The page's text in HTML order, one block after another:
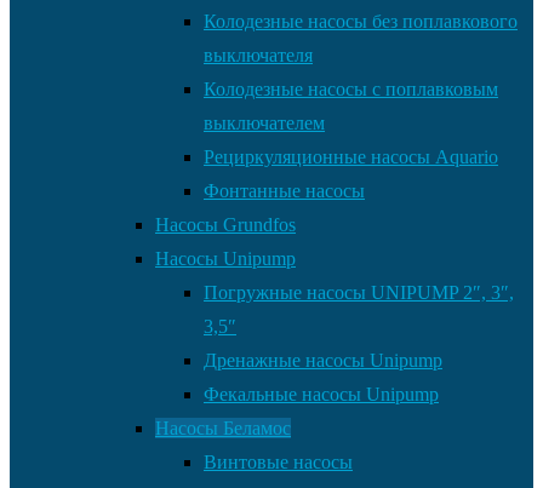
Колодезные насосы без поплавкового
выключателя
Колодезные насосы с поплавковым
выключателем
Рециркуляционные насосы Aquario
Фонтанные насосы
Насосы Grundfos
Насосы Unipump
Погружные насосы UNIPUMP 2″, 3″,
3,5″
Дренажные насосы Unipump
Фекальные насосы Unipump
Насосы Беламос
Винтовые насосы